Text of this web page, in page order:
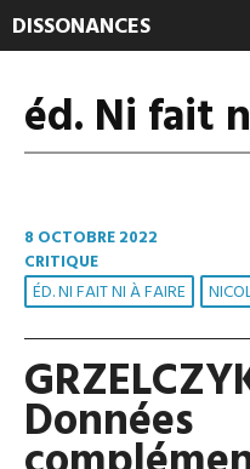
DISSONANCES
éd. Ni fait
8 OCTOBRE 2022
CRITIQUE
ÉD. NI FAIT NI À FAIRE
Données